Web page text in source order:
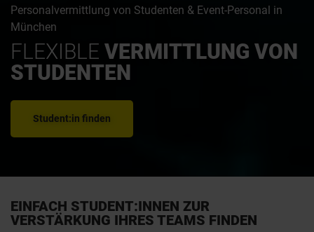
Personalvermittlung von Studenten & Event-Personal in
München
FLEXIBLE VERMITTLUNG VON
STUDENTEN
Student:in finden
EINFACH STUDENT:INNEN ZUR
VERSTÄRKUNG IHRES TEAMS FINDEN